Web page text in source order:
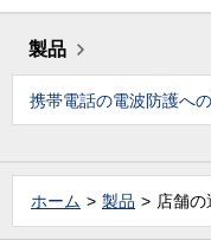
製品
携帯電話の電波防護へ
ホーム 製品 店舗の